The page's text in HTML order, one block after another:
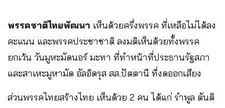
พรรคชาติไทยพัฒนา เห็นด้วยครึ่งพรรค ที่เหลือไม่ได้ลง
คะแนน และพรรคประชาชาติ ลงมติเห็นด้วยทั้งพรรค
ยกเว้น วันมูหะมัดนอร์ มะทา ที่ทำหน้าที่ประธานรัฐสภา
และสาเหะมูหามัด อัลอิดรุส สส.ปัตตานี ที่งดออกเสียง
ส่วนพรรคไทยสร้างไทย เห็นด้วย 2 คน ได้แก่ รำพูล ตันติ